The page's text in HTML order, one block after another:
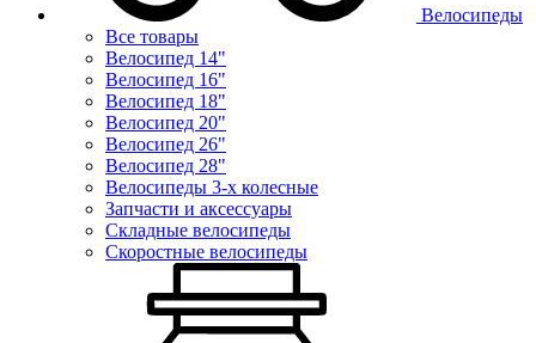
Велосипеды
Все товары
Велосипед 14"
Велосипед 16"
Велосипед 18"
Велосипед 20"
Велосипед 26"
Велосипед 28"
Велосипеды 3-х колесные
Запчасти и аксессуары
Складные велосипеды
Скоростные велосипеды